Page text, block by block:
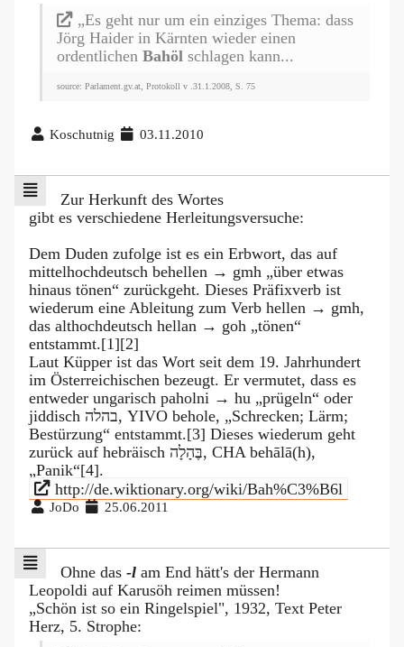
„Es geht nur um ein einziges Thema: dass
Jörg Haider in Kärnten wieder einen
ordentlichen Bahöl schlagen kann...
source: Parlament.gv.at, Protokoll v .31.1.2008, S. 75
Koschutnig 03.11.2010
Zur Herkunft des Wortes
gibt es verschiedene Herleitungsversuche:
Dem Duden zufolge ist es ein Erbwort, das auf
mittelhochdeutsch behellen → gmh „über etwas
hinaus tönen“ zurückgeht. Dieses Präfixverb ist
wiederum eine Ableitung zum Verb hellen → gmh,
das althochdeutsch hellan → goh „tönen“
entstammt.[1][2]
Laut Küpper ist das Wort seit dem 19. Jahrhundert
im Österreichischen bezeugt. Er vermutet, dass es
entweder ungarisch paholni → hu „prügeln“ oder
jiddisch בהלה‎, YIVO behole, „Schrecken; Lärm;
Bestürzung“ entstammt.[3] Dieses wiederum geht
zurück auf hebräisch בֶּהָלָה‎, CHA behālā(h),
„Panik“[4].
http://de.wiktionary.org/wiki/Bah%C3%B6l
JoDo 25.06.2011
Ohne das -lam End hätt's der Hermann
Leopoldi auf Karusöh reimen müssen!
„Schön ist so ein Ringelspiel", 1932, Text Peter
Herz, 5. Strophe: